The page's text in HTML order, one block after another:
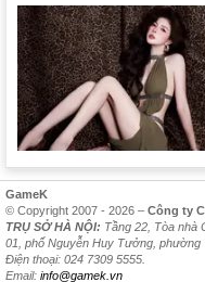
GameK
© Copyright 2007 - 2026 – Công ty
TRỤ SỞ HÀ NỘI: Tầng 22, Tòa nhà
01, phố Nguyễn Huy Tưởng, phường
Điện thoại: 024 7309 5555.
Email: info@gamek.vn